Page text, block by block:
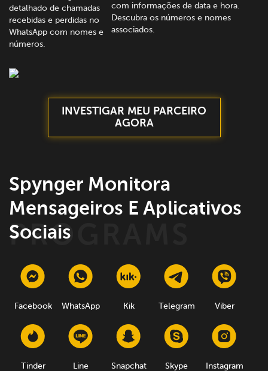
detalhado de chamadas
recebidas e perdidas no
WhatsApp com nomes e
números.
com informações de data e hora.
Descubra os números e nomes
associados.
INVESTIGAR MEU PARCEIRO
AGORA
Spynger Monitora
Mensageiros E Aplicativos
Sociais
Facebook WhatsApp Kik Telegram Viber
Tinder Line Snapchat Skype Instagram